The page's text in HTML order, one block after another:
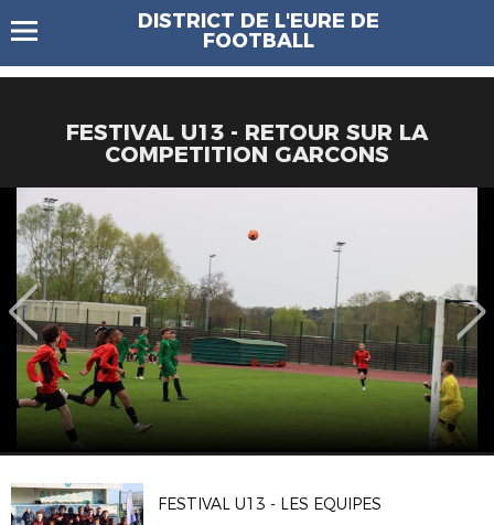
DISTRICT DE L'EURE DE
FOOTBALL
FESTIVAL U13 - RETOUR SUR LA
COMPETITION GARCONS
FESTIVAL U13 - LES EQUIPES